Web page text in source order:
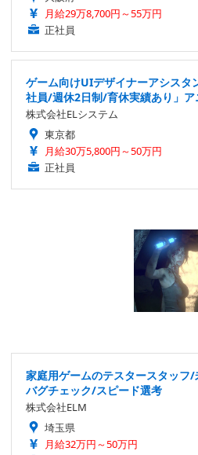
月給29万8,700円～55万円
正社員
ゲーム向けUIデザイナーアシスタ
社員/週休2日制/育休実績あり」ア
株式会社ELシステム
東京都
月給30万5,800円～50万円
正社員
家庭用ゲームのテスタースタッフ
バグチェック/スピード選考
株式会社ELM
埼玉県
月給32万円～50万円